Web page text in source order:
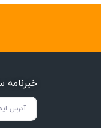
خبرنامه